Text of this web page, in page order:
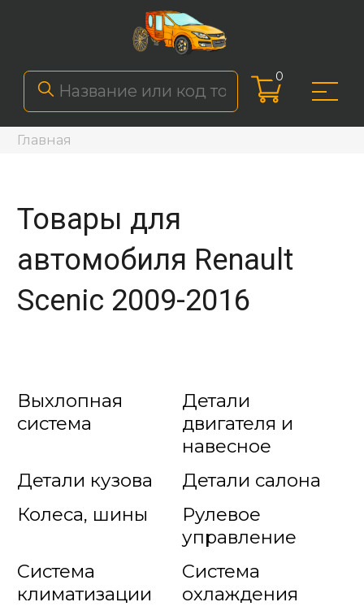
0
Главная
Товары для
автомобиля Renault
Scenic 2009-2016
Выхлопная
система
Детали
двигателя и
навесное
Детали кузова
Детали салона
Колеса, шины
Рулевое
управление
Система
климатизации
Система
охлаждения